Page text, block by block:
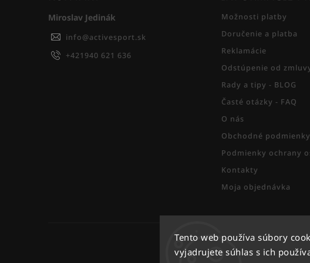
Tento web používa súbory
vyjadrujete súhlas s ich
Miroslav Jedinák
info@activesport.sk
+421940 621 636
Možnosti platby
Doručenie a platba
Reklamácie
Odstúpenie od
Rady a tipy - BLOG
Časté otázky - FAQ
O nás
Obchodné podmienky
Podmienky ochrany
Kontakty
Moja objednávka